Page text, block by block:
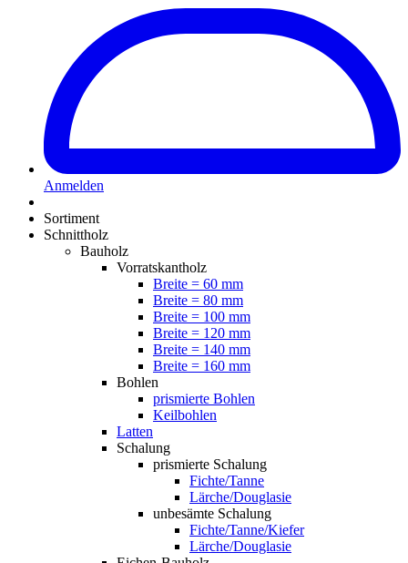
Anmelden
Sortiment
Schnittholz
Bauholz
Vorratskantholz
Breite = 60 mm
Breite = 80 mm
Breite = 100 mm
Breite = 120 mm
Breite = 140 mm
Breite = 160 mm
Bohlen
prismierte Bohlen
Keilbohlen
Latten
Schalung
prismierte Schalung
Fichte/Tanne
Lärche/Douglasie
unbesämte Schalung
Fichte/Tanne/Kiefer
Lärche/Douglasie